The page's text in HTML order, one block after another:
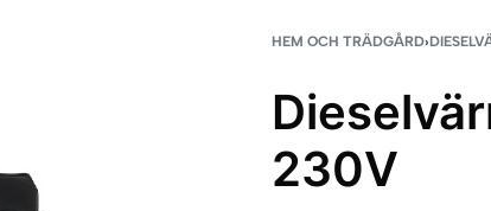
HEM OCH TRÄDGÅRD›
230V